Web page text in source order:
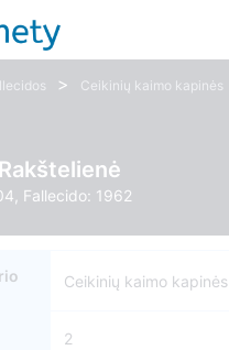
> Ceikinių kaimo kapinės
Fallecido: 1962
Ceikinių kaimo kapinės
2